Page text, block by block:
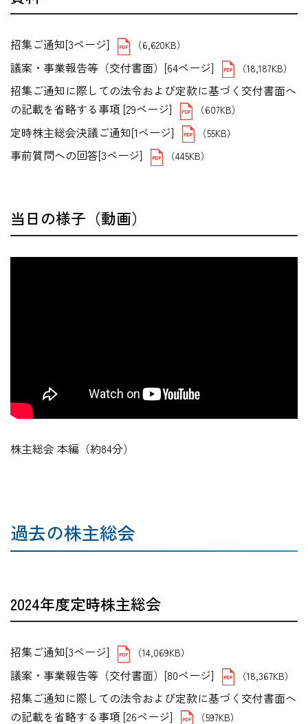
招集ご通知[3ページ] （6,620KB）
議案・事業報告等（交付書面）[64ページ] （18,187KB）
招集ご通知に際しての法令および定款に基づく交付書面へ
の記載を省略する事項 [29ページ]
（607KB）
定時株主総会決議ご通知[1ページ] （55KB）
事前質問への回答[3ページ] （445KB）
当日の様子（動画）
株主総会 本編（約84分）
過去の株主総会
2024年度定時株主総会
招集ご通知[3ページ] （14,069KB）
議案・事業報告等（交付書面）[80ページ] （18,367KB）
招集ご通知に際しての法令および定款に基づく交付書面へ
の記載を省略する事項 [26ページ]
（597KB）